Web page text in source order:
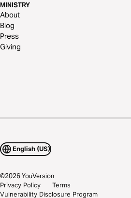
MINISTRY
About
Blog
Press
Giving
English (US)
©2026YouVersion
Privacy Policy
Terms
Vulnerability Disclosure Program